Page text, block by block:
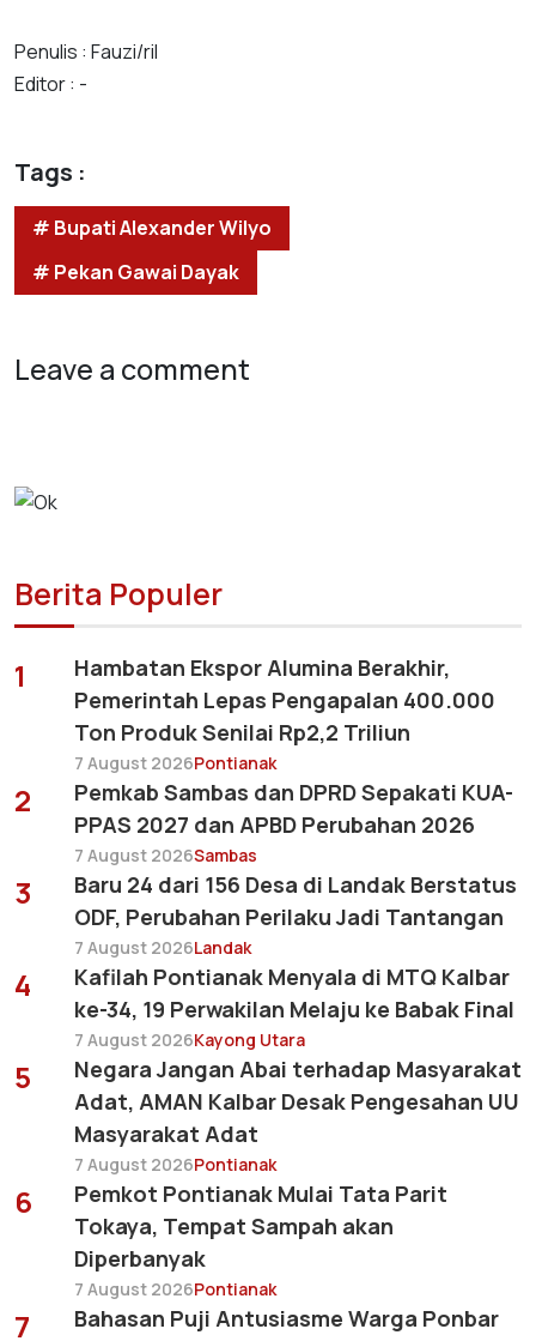
Penulis : Fauzi/ril
Editor : -
Tags :
# Bupati Alexander Wilyo
# Pekan Gawai Dayak
Leave a comment
Berita Populer
1
Hambatan Ekspor Alumina Berakhir,
Pemerintah Lepas Pengapalan 400.000
Ton Produk Senilai Rp2,2 Triliun
7 August 2026Pontianak
2
Pemkab Sambas dan DPRD Sepakati KUA-
PPAS 2027 dan APBD Perubahan 2026
7 August 2026Sambas
3
Baru 24 dari 156 Desa di Landak Berstatus
ODF, Perubahan Perilaku Jadi Tantangan
7 August 2026Landak
4
Kafilah Pontianak Menyala di MTQ Kalbar
ke-34, 19 Perwakilan Melaju ke Babak Final
7 August 2026Kayong Utara
5
Negara Jangan Abai terhadap Masyarakat
Adat, AMAN Kalbar Desak Pengesahan UU
Masyarakat Adat
7 August 2026Pontianak
6
Pemkot Pontianak Mulai Tata Parit
Tokaya, Tempat Sampah akan
Diperbanyak
7 August 2026Pontianak
7
Bahasan Puji Antusiasme Warga Ponbar